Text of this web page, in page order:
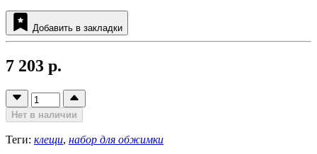
Добавить в закладки
7 203 р.
Нет в наличии
Теги: клещи, набор для обжимки